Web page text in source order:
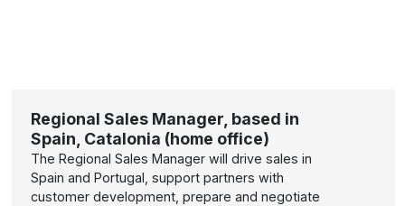
Regional Sales Manager, based in
Spain, Catalonia (home office)
The Regional Sales Manager will drive sales in
Spain and Portugal, support partners with
customer development, prepare and negotiate